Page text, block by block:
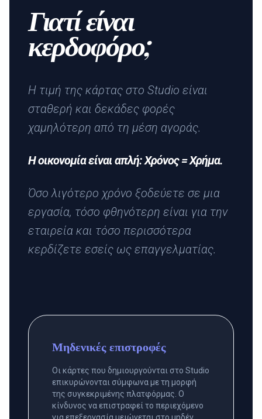
Γιατί είναι
κερδοφόρο;
Η τιμή της κάρτας στο Studio είναι
σταθερή και δεκάδες φορές
χαμηλότερη από τη μέση αγοράς.
Η οικονομία είναι απλή: Χρόνος = Χρήμα.
Όσο λιγότερο χρόνο ξοδεύετε σε μια
εργασία, τόσο φθηνότερη είναι για την
εταιρεία και τόσο περισσότερα
κερδίζετε εσείς ως επαγγελματίας.
Μηδενικές επιστροφές
Οι κάρτες που δημιουργούνται στο Studio
επικυρώνονται σύμφωνα με τη μορφή
της συγκεκριμένης πλατφόρμας. Ο
κίνδυνος να επιστραφεί το περιεχόμενο